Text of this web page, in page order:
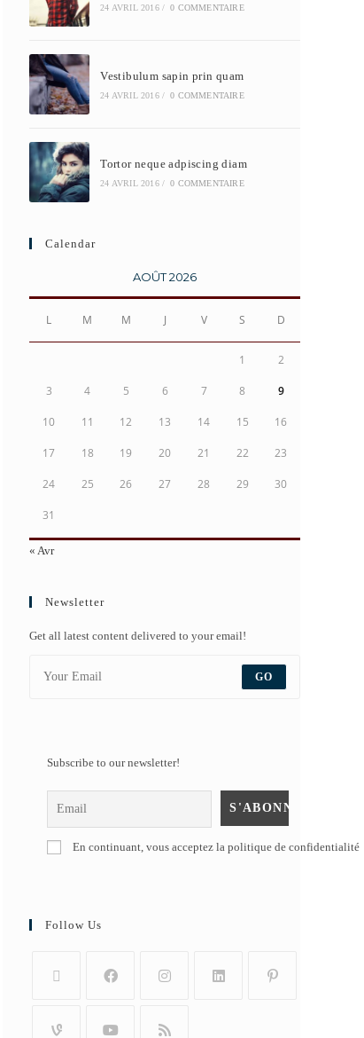
24 AVRIL 2016 / 0 COMMENTAIRE
Vestibulum sapin prin quam
24 AVRIL 2016 / 0 COMMENTAIRE
Tortor neque adpiscing diam
24 AVRIL 2016 / 0 COMMENTAIRE
Calendar
AOÛT 2026
L M M J V S D
1 2
3 4 5 6 7 8 9
10 11 12 13 14 15 16
17 18 19 20 21 22 23
24 25 26 27 28 29 30
31
« Avr
Newsletter
Get all latest content delivered to your email!
GO
Subscribe to our newsletter!
En continuant, vous acceptez la politique de confidentialité
Follow Us